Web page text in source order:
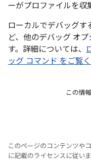
ーがプロファイルを収
ローカルでデバッグす
ど、他のデバッグ オ
す。詳細については、
ッグ コマンド をご覧
この情
このページのコンテンツや
に記載のライセンスに従い